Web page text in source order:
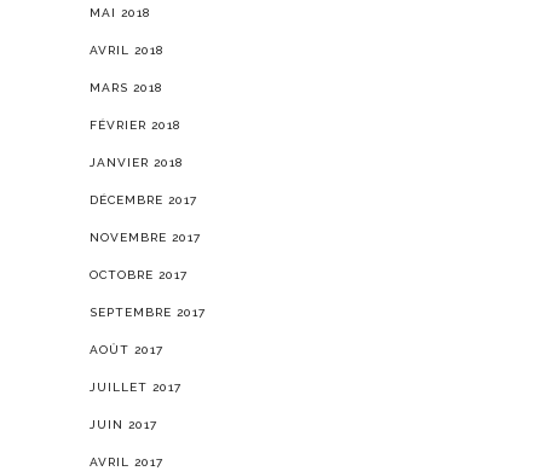
MAI 2018
AVRIL 2018
MARS 2018
FÉVRIER 2018
JANVIER 2018
DÉCEMBRE 2017
NOVEMBRE 2017
OCTOBRE 2017
SEPTEMBRE 2017
AOÛT 2017
JUILLET 2017
JUIN 2017
AVRIL 2017